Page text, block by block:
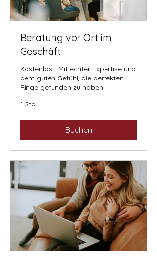
Beratung vor Ort im
Geschäft
Kostenlos - Mit echter Expertise und
dem guten Gefühl, die perfekten
Ringe gefunden zu haben.
1 Std.
Buchen